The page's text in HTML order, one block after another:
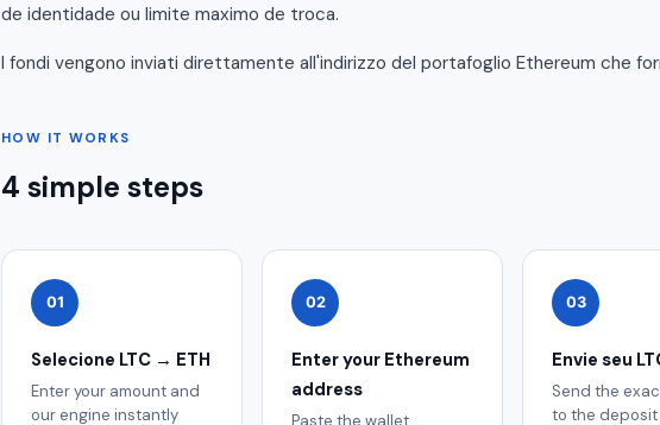
de identidade ou limite maximo de troca.
I fondi vengono inviati direttamente all'indirizzo del portafoglio Ethereum che
HOW IT WORKS
4 simple steps
01
Selecione LTC → ETH
Enter your amount and
our engine instantly
02
Enter your Ethereum
address
03
Envie seu
Send the
to the